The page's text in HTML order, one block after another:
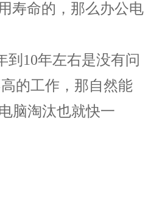
寿命的，那么办公电
10年左右是没有问
的工作，那自然能
脑淘汰也就快一